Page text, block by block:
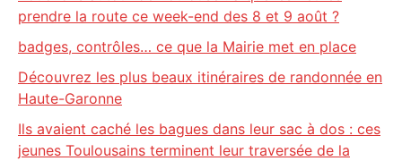
prendre la route ce week-end des 8 et 9 août ?
badges, contrôles… ce que la Mairie met en place
Découvrez les plus beaux itinéraires de randonnée en
Haute-Garonne
Ils avaient caché les bagues dans leur sac à dos : ces
jeunes Toulousains terminent leur traversée de la